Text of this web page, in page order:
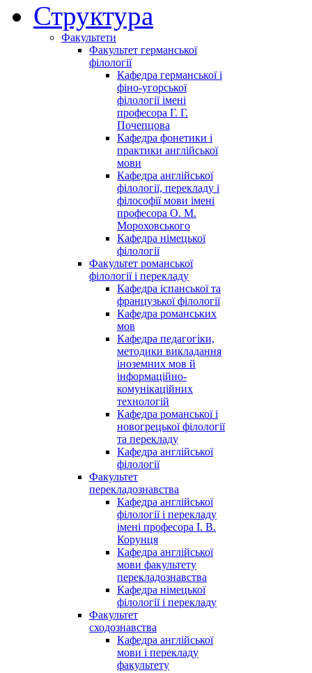
Структура
Факультети
Факультет германської
філології
Кафедра германської і
фіно-угорської
філології імені
професора Г. Г.
Почепцова
Кафедра фонетики і
практики англійської
мови
Кафедра англійської
філології, перекладу і
філософії мови імені
професора О. М.
Мороховського
Кафедра німецької
філології
Факультет романської
філології і перекладу
Кафедра іспанської та
французької філології
Кафедра романських
мов
Кафедра педагогіки,
методики викладання
іноземних мов й
інформаційно-
комунікаційних
технологій
Кафедра романської і
новогрецької філології
та перекладу
Кафедра англійської
філології
Факультет
перекладознавства
Кафедра англійської
філології і перекладу
імені професора І. В.
Корунця
Кафедра англійської
мови факультету
перекладознавства
Кафедра німецької
філології і перекладу
Факультет
сходознавства
Кафедра англійської
мови і перекладу
факультету